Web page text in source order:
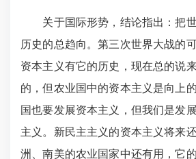
关于国际形势，结论指出：把世
历史的总趋向。第三次世界大战的
资本主义有它的历史，现在总的说
的，但农业国中的资本主义是向上
国也要发展资本主义，但我们是发
主义。新民主主义的资本主义将来
洲、南美的农业国家中还有用，它